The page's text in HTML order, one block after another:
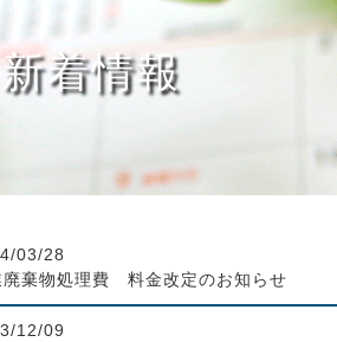
新着情報
03/28
廃棄物処理費 料金改定のお知らせ
12/09